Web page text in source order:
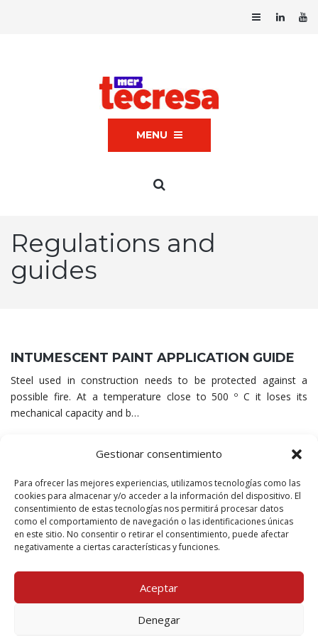
Gestionar consentimiento
Para ofrecer las mejores experiencias, utilizamos tecnologías como las
cookies para almacenar y/o acceder a la información del dispositivo. El
consentimiento de estas tecnologías nos permitirá procesar datos
como el comportamiento de navegación o las identificaciones únicas
en este sitio. No consentir o retirar el consentimiento, puede afectar
negativamente a ciertas características y funciones.
Aceptar
Denegar
MENU
Regulations and
guides
INTUMESCENT PAINT APPLICATION GUIDE
Steel used in construction needs to be protected against a
possible fire. At a temperature close to 500 º C it loses its
mechanical capacity and b…
STEEL STRUCTURES FIRE PROTECTION
“Why protect steel from fire as it doesn’t burn?”is an
often asked question. At temperatures above 550 Celsius
steel und…